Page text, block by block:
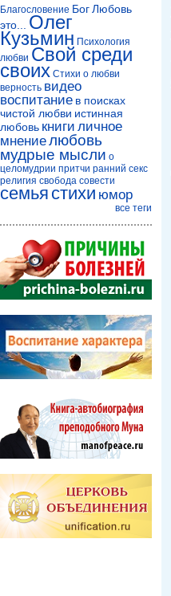
Благословение БогЛюбовь
это...
Олег
Кузьмин Психология
любви Свой среди
своих Стихи о любви
верность видео
воспитание в поисках
чистой любви истинная
любовь книги личное
мнениелюбовь
мудрые мысли о
целомудрии притчи ранний секс
религия свобода совести
семья стихи юмор
все теги